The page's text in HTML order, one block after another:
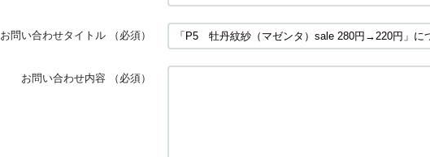
お問い合わせタイトル （必須）
お問い合わせ内容 （必須）